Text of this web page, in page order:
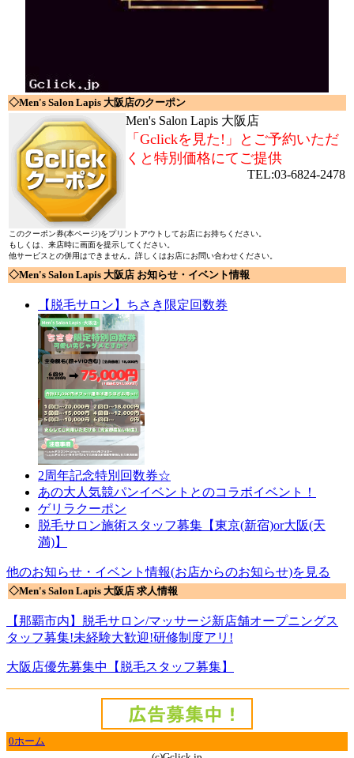
◇Men's Salon Lapis 大阪店のクーポン
Men's Salon Lapis 大阪店
「Gclickを見た!」とご予約いただ
くと特別価格にてご提供
TEL:03-6824-2478
このクーポン券(本ページ)をプリントアウトしてお店にお持ちください。
もしくは、来店時に画面を提示してください。
他サービスとの併用はできません。詳しくはお店にお問い合わせください。
◇Men's Salon Lapis 大阪店 お知らせ・イベント情報
【脱毛サロン】ちさき限定回数券
2周年記念特別回数券☆
あの大人気競パンイベントとのコラボイベント！
ゲリラクーポン
脱毛サロン施術スタッフ募集【東京(新宿)or大阪(天
満)】
他のお知らせ・イベント情報(お店からのお知らせ)を見る
◇Men's Salon Lapis 大阪店 求人情報
【那覇市内】脱毛サロン/マッサージ新店舗オープニングス
タッフ募集!未経験大歓迎!研修制度アリ!
大阪店優先募集中【脱毛スタッフ募集】
0ホーム